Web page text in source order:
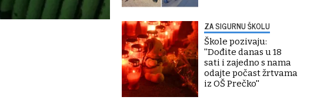
ZA SIGURNU ŠKOLU
Škole pozivaju:
''Dođite danas u 18
sati i zajedno s nama
odajte počast žrtvama
iz OŠ Prečko''